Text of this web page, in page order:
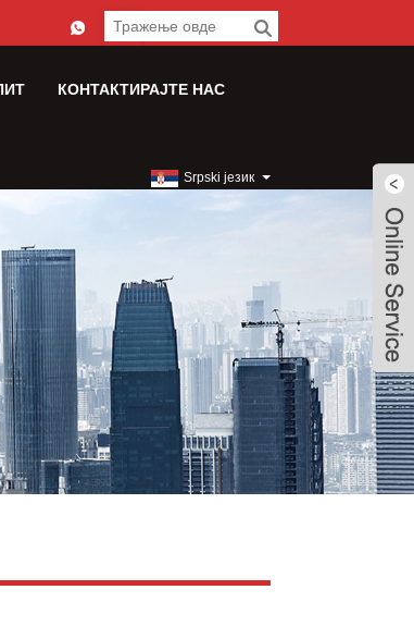
КОНТАКТИРАЈТЕ НАС
Srpski језик